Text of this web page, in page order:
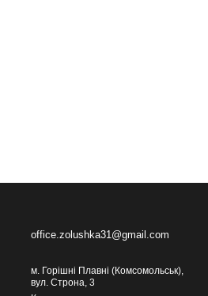
office.zolushka31@gmail.com
м. Горішні Плавні (Комсомольськ),
вул. Строна, 3